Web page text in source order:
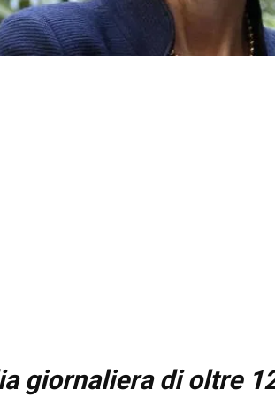
giornaliera di oltre